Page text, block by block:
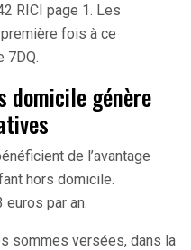
RICI page 1. Les
fois à ce
7DQ.
domicile génère
de l’avantage
hors domicile.
euros par an.
sommes versées, dans la